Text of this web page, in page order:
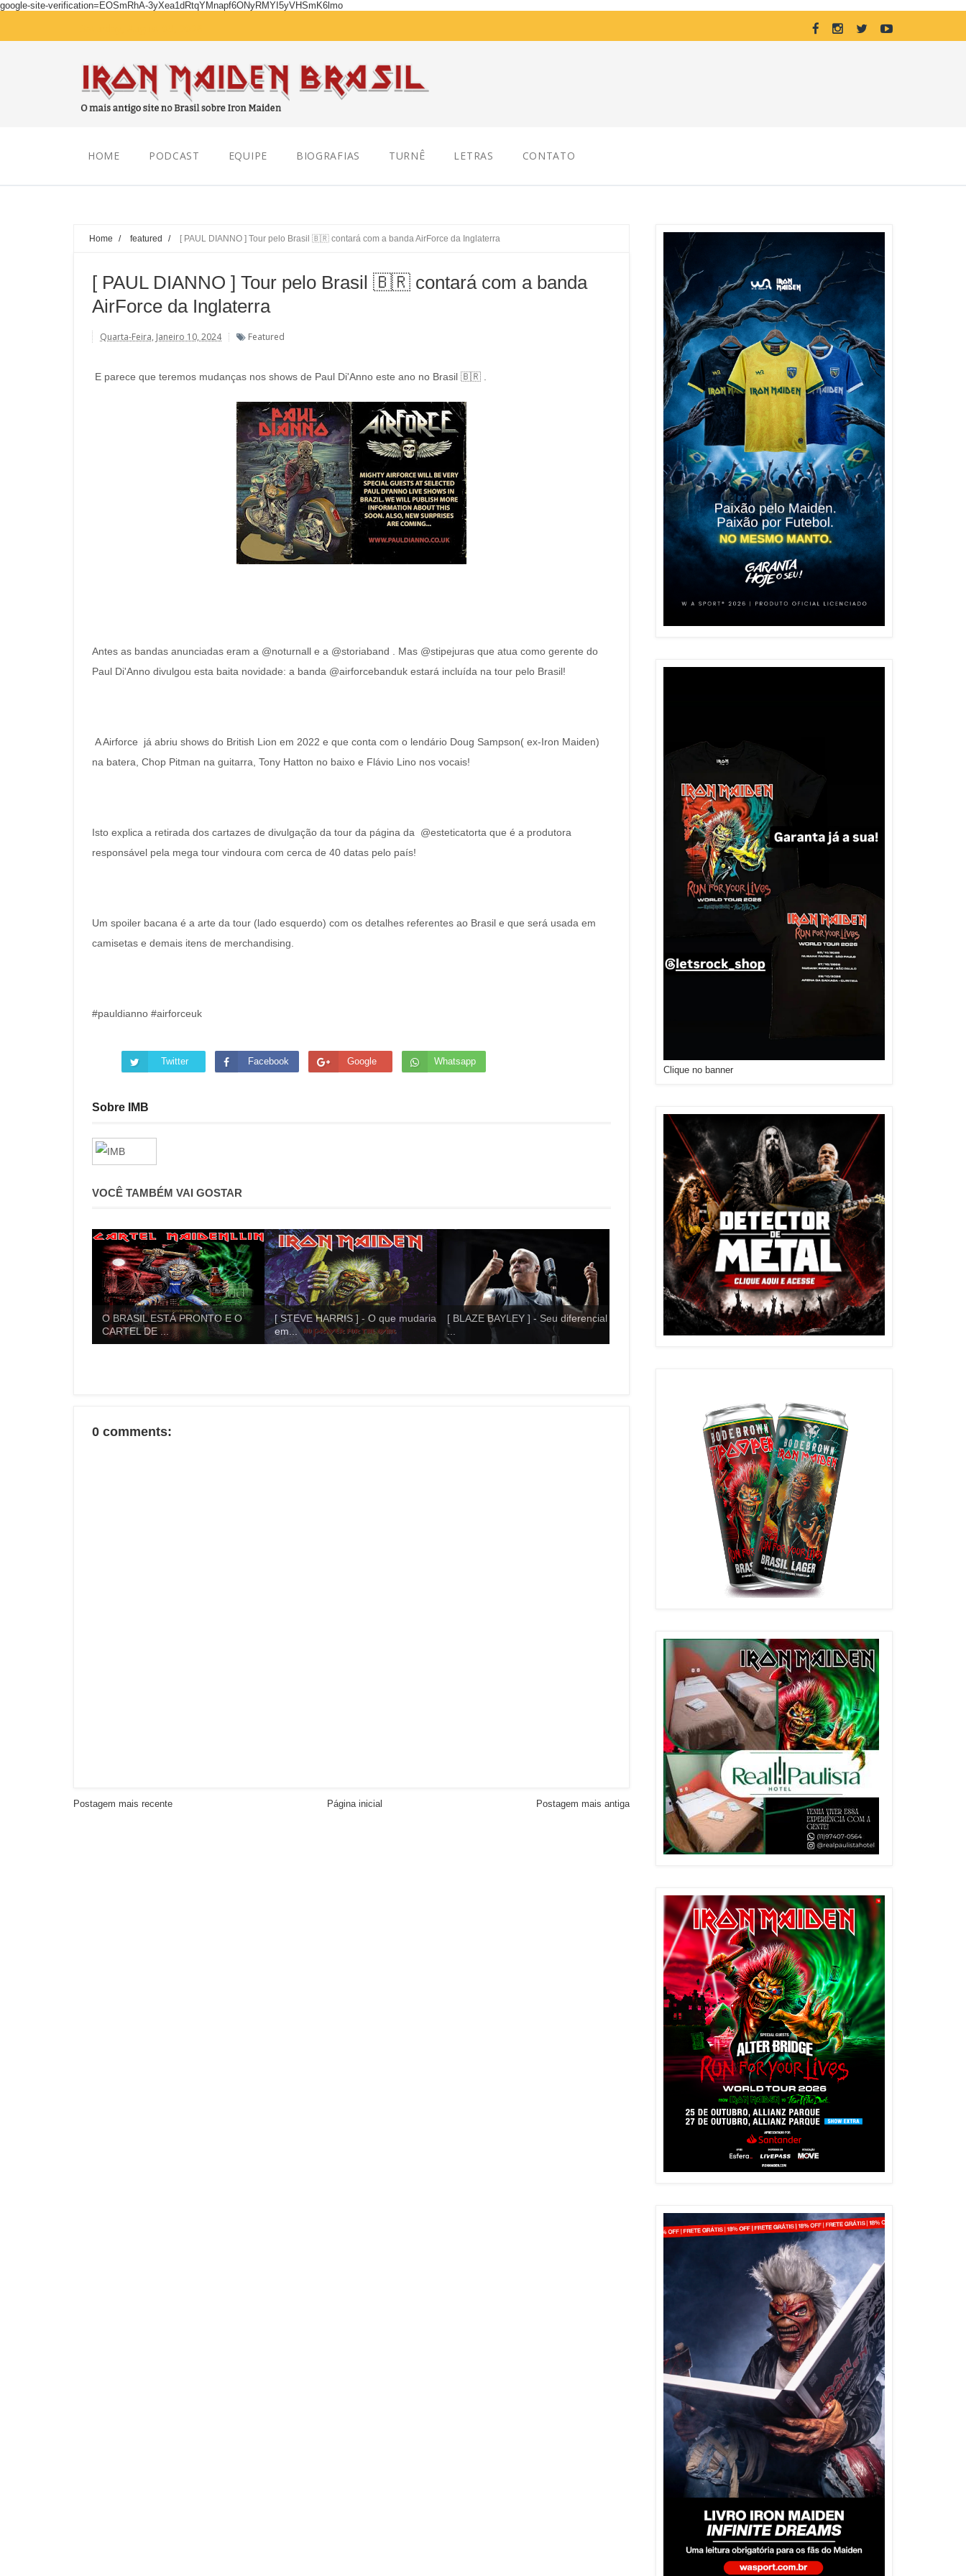
google-site-verification=EOSmRhA-3yXea1dRtqYMnapf6ONyRMYI5yVHSmK6lmo
HOME PODCAST EQUIPE BIOGRAFIAS TURNÊ LETRAS CONTATO
Home / featured / [ PAUL DIANNO ] Tour pelo Brasil 🇧🇷 contará com a banda AirForce da Inglaterra
[ PAUL DIANNO ] Tour pelo Brasil 🇧🇷 contará com a banda
AirForce da Inglaterra
Quarta-Feira, Janeiro 10, 2024 Featured
E parece que teremos mudanças nos shows de Paul Di'Anno este ano no Brasil 🇧🇷 .
Antes as bandas anunciadas eram a @noturnall e a @storiaband . Mas @stipejuras que atua como gerente do
Paul Di'Anno divulgou esta baita novidade: a banda @airforcebanduk estará incluída na tour pelo Brasil!
A Airforce já abriu shows do British Lion em 2022 e que conta com o lendário Doug Sampson( ex-Iron Maiden)
na batera, Chop Pitman na guitarra, Tony Hatton no baixo e Flávio Lino nos vocais!
Isto explica a retirada dos cartazes de divulgação da tour da página da @esteticatorta que é a produtora
responsável pela mega tour vindoura com cerca de 40 datas pelo país!
Um spoiler bacana é a arte da tour (lado esquerdo) com os detalhes referentes ao Brasil e que será usada em
camisetas e demais itens de merchandising.
#pauldianno #airforceuk
Twitter Facebook Google Whatsapp
Sobre IMB
VOCÊ TAMBÉM VAI GOSTAR
O BRASIL ESTÁ PRONTO E O
CARTEL DE ...
[ STEVE HARRIS ] - O que mudaria
em...
[ BLAZE BAYLEY ] - Seu diferencial
...
0 comments:
Postagem mais recente Postagem mais antiga
Página inicial
Clique no banner